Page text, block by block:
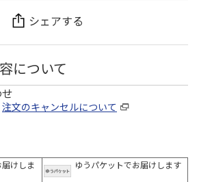
シェアする
について
注文のキャンセルについて
けしま
ゆうパケットでお届けします